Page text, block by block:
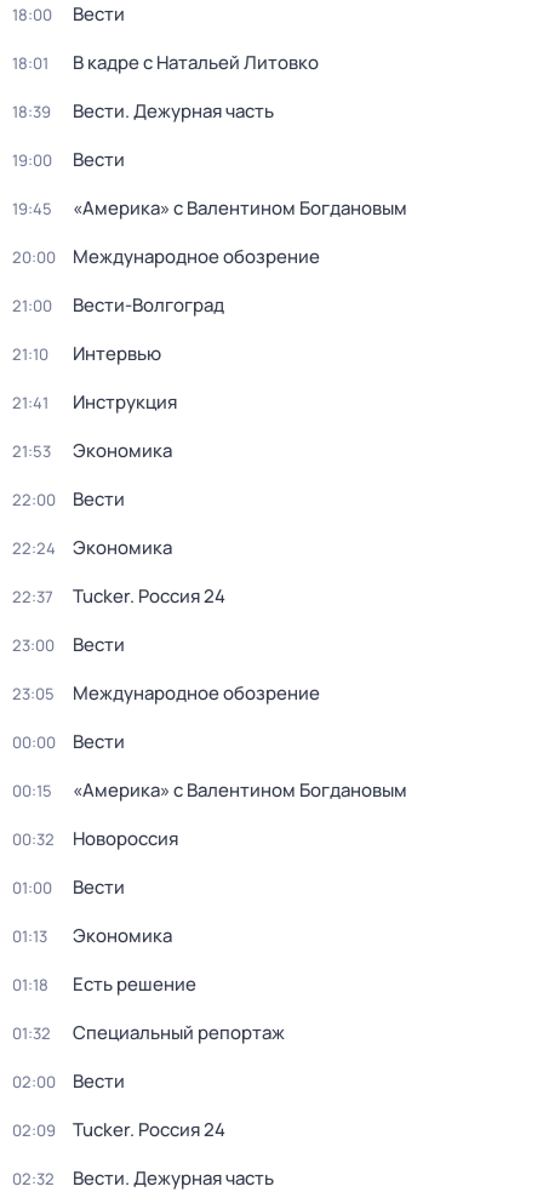
18:00 Вести
18:01 В кадре с Натальей Литовко
18:39 Вести. Дежурная часть
19:00 Вести
19:45 «Америка» с Валентином Богдановым
20:00 Международное обозрение
21:00 Вести-Волгоград
21:10 Интервью
21:41 Инструкция
21:53 Экономика
22:00 Вести
22:24 Экономика
22:37 Tucker. Россия 24
23:00 Вести
23:05 Международное обозрение
00:00 Вести
00:15 «Америка» с Валентином Богдановым
00:32 Новороссия
01:00 Вести
01:13 Экономика
01:18 Есть решение
01:32 Специальный репортаж
02:00 Вести
02:09 Tucker. Россия 24
02:32 Вести. Дежурная часть